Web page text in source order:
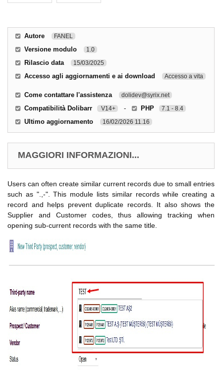
Autore FANEL
Versione modulo 1.0
Rilascio data 15/03/2025
Accesso agli aggiornamenti e ai download Accesso a vita
Come contattare l'assistenza dolidev@syrix.net
Compatibilità Dolibarr V14+ - PHP 7.1 - 8.4
Ultimo aggiornamento 16/02/2026 11.16
MAGGIORI INFORMAZIONI...
Users can often create similar current records due to small entries
such as ".,-". This module lists similar records while creating a
record and helps prevent duplicate records. It also shows the
Supplier and Customer codes, thus allowing tracking when
opening sub-current records with the same title.